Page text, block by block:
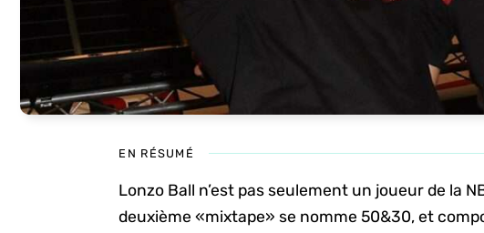
EN RÉSUMÉ
Lonzo Ball n’est pas seulement un joueur de la
deuxième «mixtape» se nomme 50&30, et